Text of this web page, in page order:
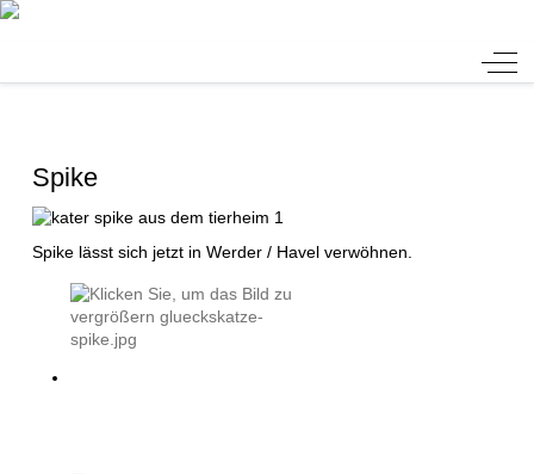
Off-
Spike
Spike lässt sich jetzt in Werder / Havel verwöhnen.